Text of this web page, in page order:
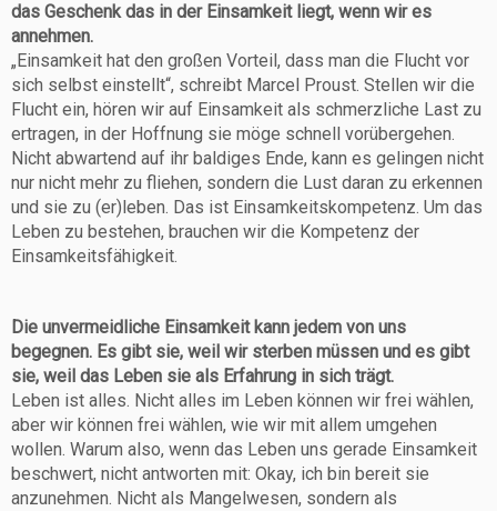
das Geschenk das in der Einsamkeit liegt, wenn wir es
annehmen.
„Einsamkeit hat den großen Vorteil, dass man die Flucht vor
sich selbst einstellt“, schreibt Marcel Proust. Stellen wir die
Flucht ein, hören wir auf Einsamkeit als schmerzliche Last zu
ertragen, in der Hoffnung sie möge schnell vorübergehen.
Nicht abwartend auf ihr baldiges Ende, kann es gelingen nicht
nur nicht mehr zu fliehen, sondern die Lust daran zu erkennen
und sie zu (er)leben. Das ist Einsamkeitskompetenz. Um das
Leben zu bestehen, brauchen wir die Kompetenz der
Einsamkeitsfähigkeit.
Die unvermeidliche Einsamkeit kann jedem von uns
begegnen. Es gibt sie, weil wir sterben müssen und es gibt
sie, weil das Leben sie als Erfahrung in sich trägt.
Leben ist alles. Nicht alles im Leben können wir frei wählen,
aber wir können frei wählen, wie wir mit allem umgehen
wollen. Warum also, wenn das Leben uns gerade Einsamkeit
beschwert, nicht antworten mit: Okay, ich bin bereit sie
anzunehmen. Nicht als Mangelwesen, sondern als